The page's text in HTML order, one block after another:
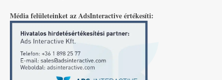
Média felületeinket az AdsInteractive értékesíti: